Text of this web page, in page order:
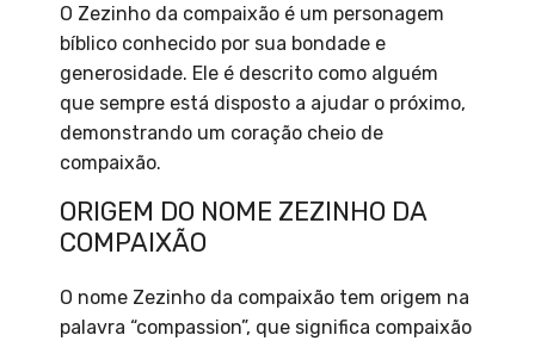
O Zezinho da compaixão é um personagem
bíblico conhecido por sua bondade e
generosidade. Ele é descrito como alguém
que sempre está disposto a ajudar o próximo,
demonstrando um coração cheio de
compaixão.
ORIGEM DO NOME ZEZINHO DA
COMPAIXÃO
O nome Zezinho da compaixão tem origem na
palavra “compassion”, que significa compaixão